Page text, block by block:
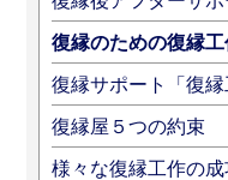
復縁のための復縁工
復縁サポート「復
復縁屋５つの約束
様々な復縁工作の成